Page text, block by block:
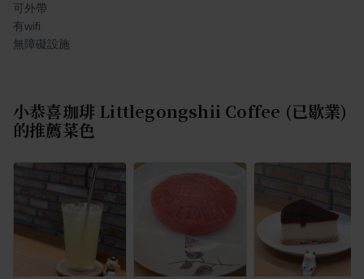
可外帶
有wifi
無障礙設施
小恭喜珈琲 Littlegongshii Coffee (已歇業)
的推薦菜色